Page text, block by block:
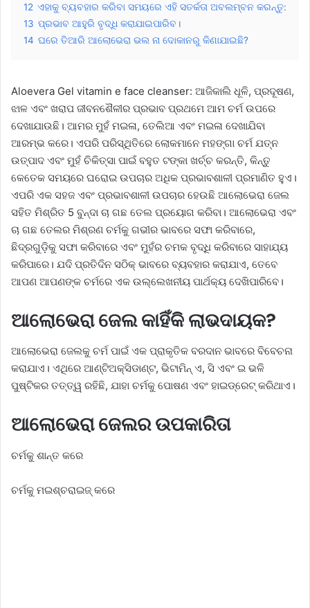
12 ଏହାକୁ ବ୍ୟବହାର କରିବା ସମୟରେ ଏହି ସତର୍କତା ଅବଲମ୍ବନ କରନ୍ତୁ:
13 ପ୍ରଭାବ ଆହୁରି ବୃଦ୍ଧି କରାଯାଇପାରିବ।
14 ଘରେ ତିଆରି ଆଲୋଭେରା ଭଲ ନା ଦୋକାନରୁ କିଣାଯାଇଛି?
Aloevera Gel vitamin e face cleanser: ଆଜିକାଲି ଧୂଳି, ପ୍ରଦୂଷଣ,
ଝାଳ ଏବଂ ଖରାପ ଜୀବନଶୈଳୀର ପ୍ରଭାବ ପ୍ରଥମେ ଆମ ଚର୍ମ ଉପରେ
ଦେଖାଯାଉଛି। ଆମର ମୁହଁ ମଇଳା, ତେଲିଆ ଏବଂ ମଇଳା ଦେଖାଯିବା
ଆରମ୍ଭ କରେ। ଏପରି ପରିସ୍ଥିତିରେ ଲୋକମାନେ ମହଙ୍ଗା ଚର୍ମ ଯତ୍ନ
ଉତ୍ପାଦ ଏବଂ ମୁହଁ ଚିକିତ୍ସା ପାଇଁ ବହୁତ ଟଙ୍କା ଖର୍ଚ୍ଚ କରନ୍ତି, କିନ୍ତୁ
କେତେକ ସମୟରେ ଘରୋଇ ଉପଚାର ଅଧିକ ପ୍ରଭାବଶାଳୀ ପ୍ରମାଣିତ ହୁଏ।
ଏପରି ଏକ ସହଜ ଏବଂ ପ୍ରଭାବଶାଳୀ ଉପଚାର ହେଉଛି ଆଲୋଭେରା ଜେଲ
ସହିତ ମିଶ୍ରିତ 5 ବୁନ୍ଦା ଚା ଗଛ ତେଲ ପ୍ରୟୋଗ କରିବା। ଆଲୋଭେରା ଏବଂ
ଚା ଗଛ ତେଲର ମିଶ୍ରଣ ଚର୍ମକୁ ଗଭୀର ଭାବରେ ସଫା କରିବାରେ,
ଛିଦ୍ରଗୁଡ଼ିକୁ ସଫା କରିବାରେ ଏବଂ ମୁହଁର ଚମକ ବୃଦ୍ଧି କରିବାରେ ସାହାଯ୍ୟ
କରିପାରେ। ଯଦି ପ୍ରତିଦିନ ସଠିକ୍ ଭାବରେ ବ୍ୟବହାର କରାଯାଏ, ତେବେ
ଆପଣ ଆପଣଙ୍କ ଚର୍ମରେ ଏକ ଉଲ୍ଲେଖନୀୟ ପାର୍ଥକ୍ୟ ଦେଖିପାରିବେ।
ଆଲୋଭେରା ଜେଲ କାହିଁକି ଲାଭଦାୟକ?
ଆଲୋଭେରା ଜେଲକୁ ଚର୍ମ ପାଇଁ ଏକ ପ୍ରାକୃତିକ ବରଦାନ ଭାବରେ ବିବେଚନା
କରାଯାଏ। ଏଥିରେ ଆଣ୍ଟିଅକ୍ସିଡାଣ୍ଟ, ଭିଟାମିନ୍ ଏ, ସି ଏବଂ ଇ ଭଳି
ପୁଷ୍ଟିକର ତତ୍ତ୍ୱ ରହିଛି, ଯାହା ଚର୍ମକୁ ପୋଷଣ ଏବଂ ହାଇଡ୍ରେଟ୍ କରିଥାଏ।
ଆଲୋଭେରା ଜେଲର ଉପକାରିତା
ଚର୍ମକୁ ଶାନ୍ତ କରେ
ଚର୍ମକୁ ମଇଶ୍ଚରାଇଜ୍ କରେ